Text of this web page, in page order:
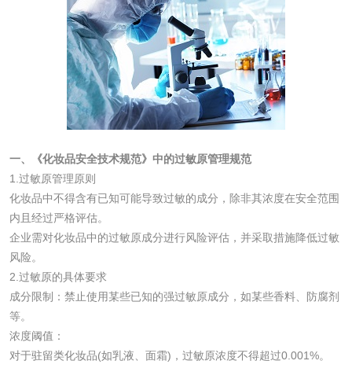
一、《化妆品安全技术规范》中的过敏原管理规范
1.过敏原管理原则
化妆品中不得含有已知可能导致过敏的成分，除非其浓度在安全范围
内且经过严格评估。
企业需对化妆品中的过敏原成分进行风险评估，并采取措施降低过敏
风险。
2.过敏原的具体要求
成分限制：禁止使用某些已知的强过敏原成分，如某些香料、防腐剂
等。
浓度阈值：
对于驻留类化妆品(如乳液、面霜)，过敏原浓度不得超过0.001%。
活性炭
活性炭检测 煤质颗粒活性炭检
脱硫脱硝活性炭检
测
煤质活性炭检测
检测
化肥检测 微生物菌剂检测